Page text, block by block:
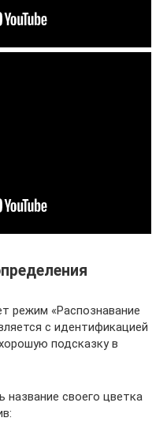
режим «Распознавание
с идентификацией
подсказку в
своего цветка